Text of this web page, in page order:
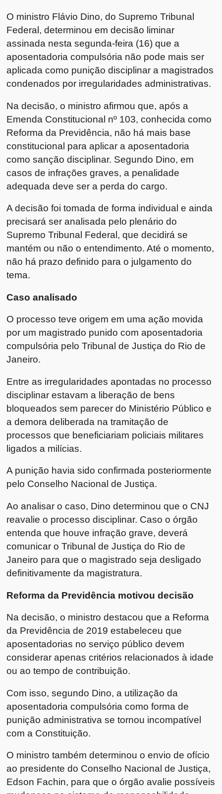
O ministro Flávio Dino, do Supremo Tribunal
Federal, determinou em decisão liminar
assinada nesta segunda-feira (16) que a
aposentadoria compulsória não pode mais ser
aplicada como punição disciplinar a magistrados
condenados por irregularidades administrativas.
Na decisão, o ministro afirmou que, após a
Emenda Constitucional nº 103, conhecida como
Reforma da Previdência, não há mais base
constitucional para aplicar a aposentadoria
como sanção disciplinar. Segundo Dino, em
casos de infrações graves, a penalidade
adequada deve ser a perda do cargo.
A decisão foi tomada de forma individual e ainda
precisará ser analisada pelo plenário do
Supremo Tribunal Federal, que decidirá se
mantém ou não o entendimento. Até o momento,
não há prazo definido para o julgamento do
tema.
Caso analisado
O processo teve origem em uma ação movida
por um magistrado punido com aposentadoria
compulsória pelo Tribunal de Justiça do Rio de
Janeiro.
Entre as irregularidades apontadas no processo
disciplinar estavam a liberação de bens
bloqueados sem parecer do Ministério Público e
a demora deliberada na tramitação de
processos que beneficiariam policiais militares
ligados a milícias.
A punição havia sido confirmada posteriormente
pelo Conselho Nacional de Justiça.
Ao analisar o caso, Dino determinou que o CNJ
reavalie o processo disciplinar. Caso o órgão
entenda que houve infração grave, deverá
comunicar o Tribunal de Justiça do Rio de
Janeiro para que o magistrado seja desligado
definitivamente da magistratura.
Reforma da Previdência motivou decisão
Na decisão, o ministro destacou que a Reforma
da Previdência de 2019 estabeleceu que
aposentadorias no serviço público devem
considerar apenas critérios relacionados à idade
ou ao tempo de contribuição.
Com isso, segundo Dino, a utilização da
aposentadoria compulsória como forma de
punição administrativa se tornou incompatível
com a Constituição.
O ministro também determinou o envio de ofício
ao presidente do Conselho Nacional de Justiça,
Edson Fachin, para que o órgão avalie possíveis